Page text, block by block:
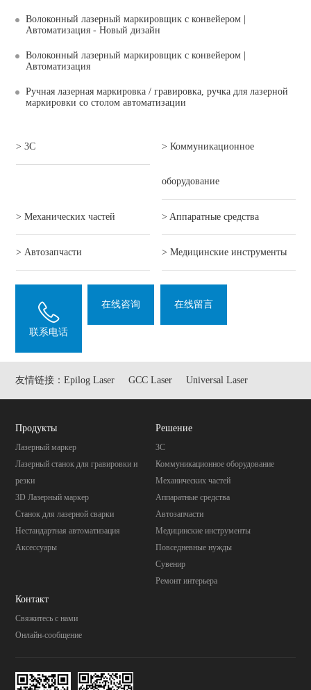
Волоконный лазерный маркировщик с конвейером |
Автоматизация - Новый дизайн
Волоконный лазерный маркировщик с конвейером |
Автоматизация
Ручная лазерная маркировка / гравировка, ручка для лазерной
маркировки со столом автоматизации
> 3C > Коммуникационное
оборудование
> Механических частей > Aппаратные средства
> Автозапчасти > Mедицинские инструменты
联系电话
在线咨询 在线留言
友情链接：Epilog Laser GCC Laser Universal Laser
Продукты
Лазерный маркер
Лазерный станок для гравировки и
резки
3D Лазерный маркер
Станок для лазерной сварки
Нестандартная автоматизация
Аксессуары
Pешение
3C
Коммуникационное оборудование
Механических частей
Aппаратные средства
Автозапчасти
Mедицинские инструменты
Повседневные нужды
Cувенир
Pемонт интерьера
Контакт
Свяжитесь с нами
Онлайн-сообщение